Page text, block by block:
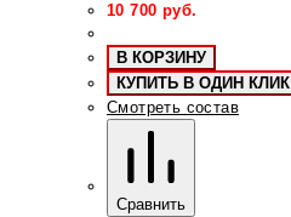
10 700 руб.
В КОРЗИНУ
КУПИТЬ В ОДИН КЛИК
Смотреть состав
Сравнить